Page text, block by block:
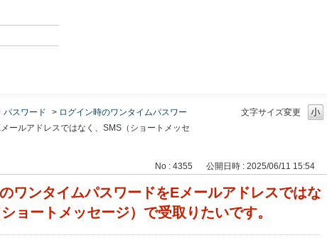
文字サイズ変更
パスワード > ログイン時のワンタイムパスワー
ールアドレスではなく、SMS（ショートメッセ
No : 4355 公開日時 : 2025/06/11 15:54
ワンタイムパスワードをEメールアドレスではな
ョートメッセージ）で受取りたいです。